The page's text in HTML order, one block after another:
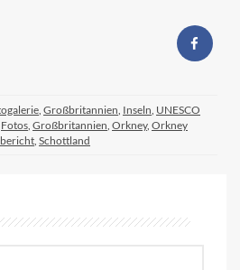
, Großbritannien, Inseln, UNESCO
Fotos, Großbritannien, Orkney, Orkney
, Schottland